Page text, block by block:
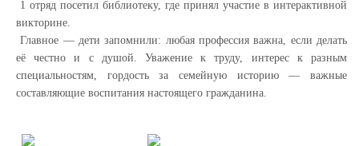
1 отряд посетил библиотеку, где принял участие в интерактивной
викторине.
Главное — дети запомнили: любая профессия важна, если делать
её честно и с душой. Уважение к труду, интерес к разным
специальностям, гордость за семейную историю — важные
составляющие воспитания настоящего гражданина.